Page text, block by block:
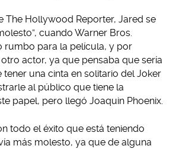
The Hollywood Reporter, Jared se
cuando Warner Bros.
rumbo para la película, y por
actor, ya que pensaba que sería
una cinta en solitario del Joker
al público que tiene la
papel, pero llegó Joaquin Phoenix.
todo el éxito que está teniendo
más molesto, ya que de alguna